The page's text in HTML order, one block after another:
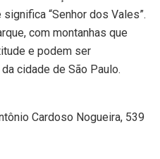
“Senhor dos Vales”.
com montanhas que
e podem ser
cidade de São Paulo.
Cardoso Nogueira, 539